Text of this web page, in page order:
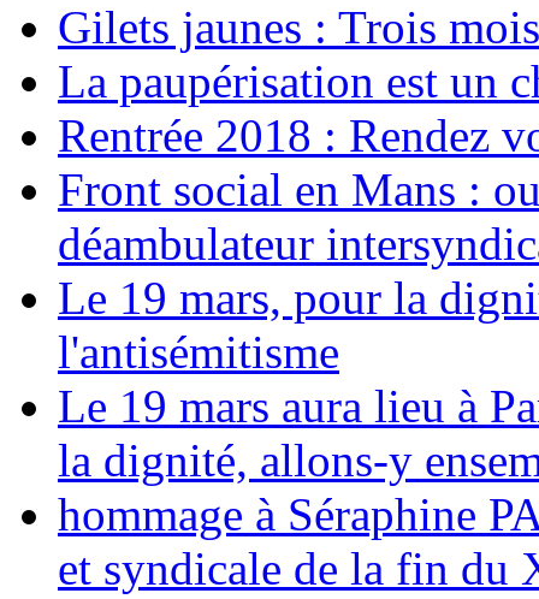
Gilets jaunes : Trois
La paupérisation est un
Rentrée 2018 : Rendez
Front social en Mans :
déambulateur
Le 19 mars, pour la
l'antisémitisme
Le 19 mars aura lieu à
la dignité, allons-y
hommage à Séraphine
et syndicale de la fin du